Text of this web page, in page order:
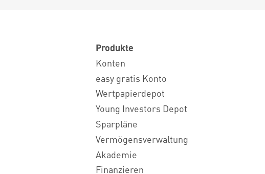
Produkte
Konten
easy gratis Konto
Wertpapierdepot
Young Investors Depot
Sparpläne
Vermögensverwaltung
Akademie
Finanzieren